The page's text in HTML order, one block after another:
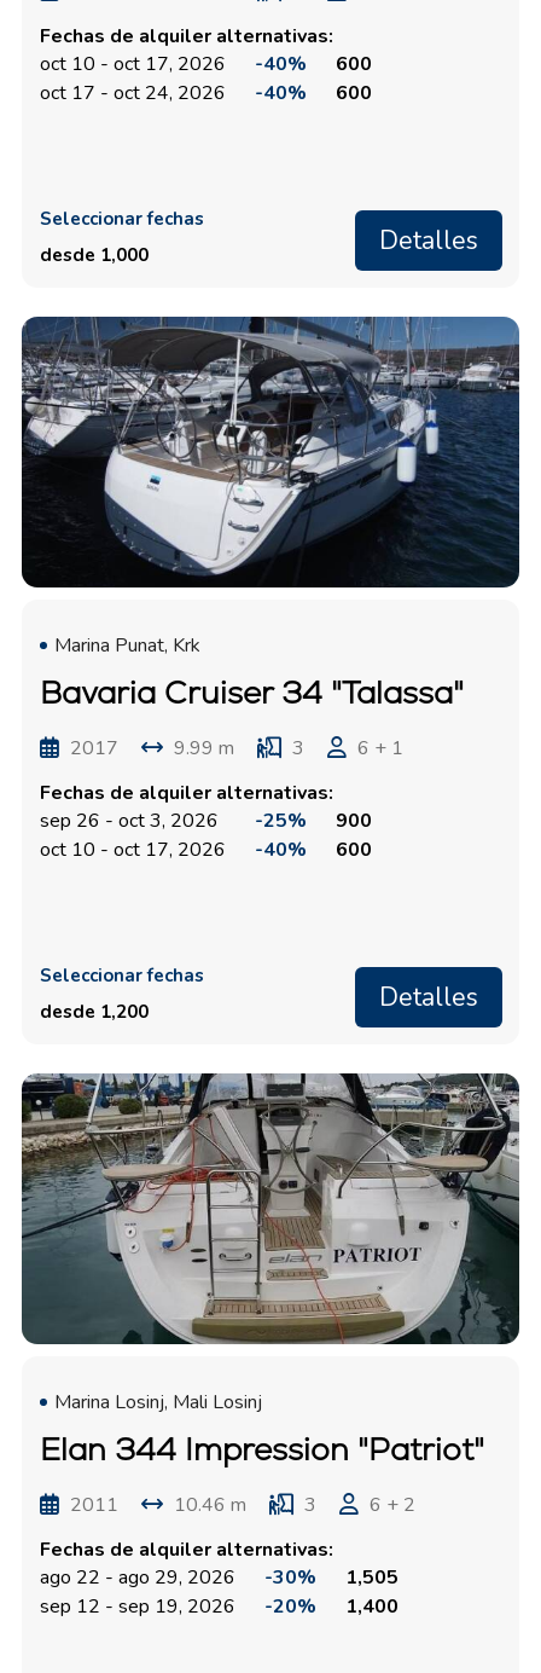
Fechas de alquiler alternativas:
oct 10 - oct 17, 2026
-40%
600
oct 17 - oct 24, 2026
-40% 600
Seleccionar fechas
desde 1,000
Detalles
Marina Punat, Krk
Bavaria Cruiser 34 "Talassa"
2017 9.99 m 3
6 + 1
Fechas de alquiler alternativas:
sep 26 - oct 3, 2026
-25%
900
oct 10 - oct 17, 2026
-40% 600
Seleccionar fechas
desde 1,200
Detalles
Marina Losinj, Mali Losinj
Elan 344 Impression "Patriot"
2011 10.46 m 3
6 + 2
Fechas de alquiler alternativas:
ago 22 - ago 29, 2026
-30%
1,505
sep 12 - sep 19, 2026
-20% 1,400